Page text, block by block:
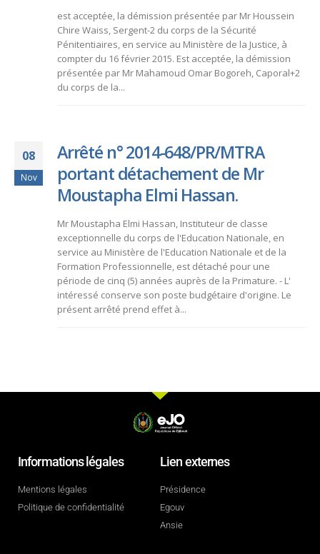
est acceptée, la démission présentée par Mr Houssein
Chire Waiss, Sergent-2 du corps de la Sécurité
Pénitentiaires, en service au Ministère de la Justice, à
compter du 16 février 2015. Est acceptée, la démission
présentée par Mr Mahamoud Omar Bogoreh, Caporal+2
du corps de la...
08
Nov
Arrêté n° 2014-648/PR/MTRA
portant détachement de Mr
Moustapha Elmi Hassan.
Mr Moustapha Elmi Hassan, Instituteur de classe
exceptionnelle du corps de l'Education Nationale, en
service au Ministère de l'Education Nationale et de la
Formation Professionnelle, est détaché pour une
période de cinq (5) années auprès de la Primature. - L'
intéressé conserve son poste budgétaire d'origine. Le
présent arrêté prend effet à...
Informations légales
Mentions légales
Politique de confidentialité
Lien externes
Présidence
Egouv
Ansie